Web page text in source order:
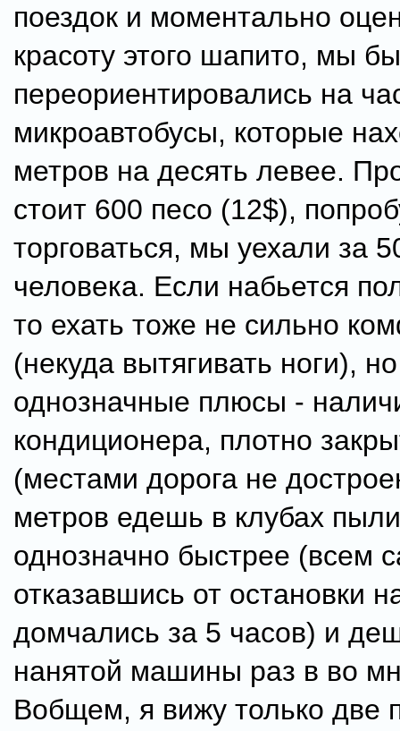
поездок и моментально
красоту этого шапито, мы
переориентировались на
микроавтобусы, которые
метров на десять левее.
стоит 600 песо (12$),
торговаться, мы уехали за
человека. Если набьется
то ехать тоже не сильно
(некуда вытягивать ноги),
однозначные плюсы -
кондиционера, плотно
(местами дорога не
метров едешь в клубах
однозначно быстрее (всем
отказавшись от остановки
домчались за 5 часов) и
нанятой машины раз в во
Вобщем, я вижу только две